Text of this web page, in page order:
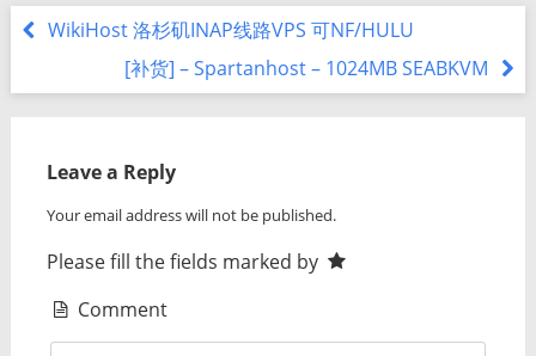
WikiHost 洛杉矶INAP线路VPS 可NF/HULU
[补货] – Spartanhost – 1024MB SEABKVM
Leave a Reply
Your email address will not be published.
Please fill the fields marked by
Comment